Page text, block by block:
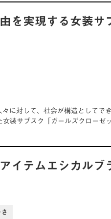
を実現する女装サ
に対して、社会が構造としてで
装サブスク「ガールズクローゼ
イテムエシカルブ